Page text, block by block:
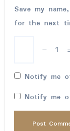
Save my
for the next
− 1
Notify me
Notify me